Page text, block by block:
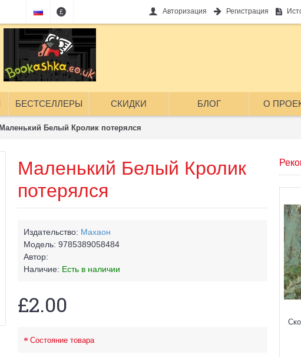
£ Авторизация Регистрация
БЕСТСЕЛЛЕРЫ СКИДКИ БЛОГ О
Маленький Белый Кролик потерялся
Маленький Белый Кролик
потерялся
Издательство: Махаон
Модель: 9785389058484
Автор:
Наличие: Есть в наличии
£2.00
Состояние товара